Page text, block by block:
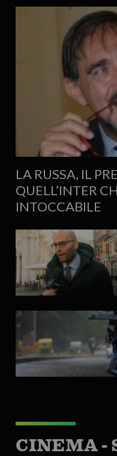
LA RUSSA, IL
QUELL’INTER
INTOCCABILE
CINEMA -